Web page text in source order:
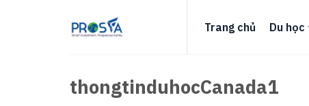
Trang chủ Du học
thongtinduhocCanada1